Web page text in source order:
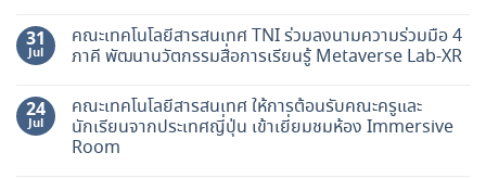
31
Jul
คณะเทคโนโลยีสารสนเทศ TNI ร่วมลงนามความร่วมมือ 4
ภาคี พัฒนานวัตกรรมสื่อการเรียนรู้ Metaverse Lab-XR
24
Jul
คณะเทคโนโลยีสารสนเทศ ให้การต้อนรับคณะครูและ
นักเรียนจากประเทศญี่ปุ่น เข้าเยี่ยมชมห้อง Immersive
Room